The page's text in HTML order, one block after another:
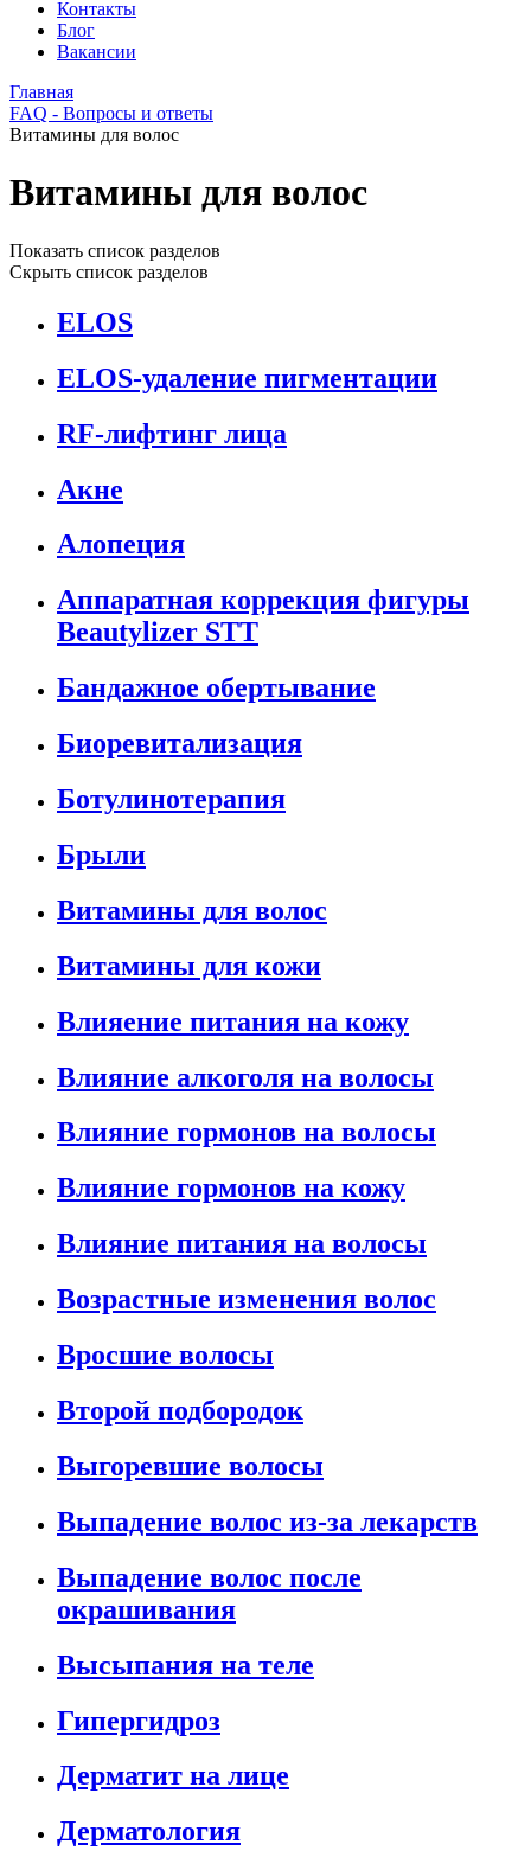
Контакты
Блог
Вакансии
Главная
FAQ - Вопросы и ответы
Витамины для волос
Витамины для волос
Показать список разделов
Скрыть список разделов
ELOS
ELOS-удаление пигментации
RF-лифтинг лица
Акне
Алопеция
Аппаратная коррекция фигуры
Beautylizer STT
Бандажное обертывание
Биоревитализация
Ботулинотерапия
Брыли
Витамины для волос
Витамины для кожи
Влияение питания на кожу
Влияние алкоголя на волосы
Влияние гормонов на волосы
Влияние гормонов на кожу
Влияние питания на волосы
Возрастные изменения волос
Вросшие волосы
Второй подбородок
Выгоревшие волосы
Выпадение волос из-за лекарств
Выпадение волос после
окрашивания
Высыпания на теле
Гипергидроз
Дерматит на лице
Дерматология